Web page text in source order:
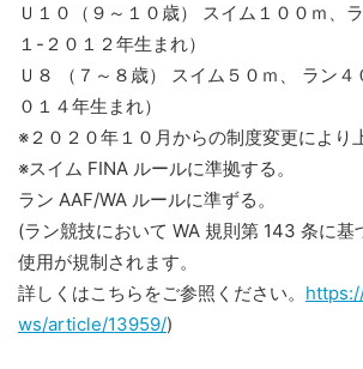
Ｕ１０（９～１０歳） スイム１００ｍ、
１-２０１２年生まれ）
Ｕ８ （７～８歳） スイム５０ｍ、 ラン
０１４年生まれ）
※２０２０年１０月からの制度変更により
※スイム FINA ルールに準拠する。
ラン AAF/WA ルールに準ずる。
(ラン競技において WA 規則第 143 条に基
使用が規制されます。
詳しくはこちらをご参照ください。
ws/article/13959/)